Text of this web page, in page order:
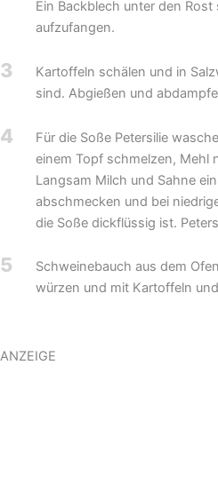
Ein Backblech unter den
aufzufangen.
3
Kartoffeln schälen und in
sind. Abgießen und
4
Für die Soße Petersilie
einem Topf schmelzen, Mehl
Langsam Milch und Sahne
abschmecken und bei
die Soße dickflüssig ist.
5
Schweinebauch aus dem
würzen und mit Kartoffeln
ANZEIGE